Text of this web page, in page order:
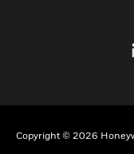
Copyright © 2026